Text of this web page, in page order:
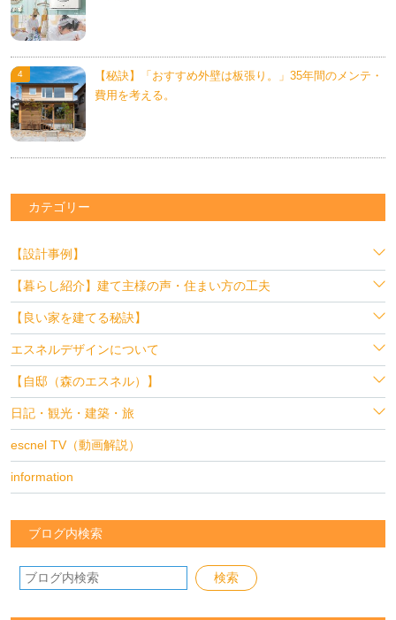
【秘訣】「おすすめ外壁は板張り。」35年間のメンテ・
費用を考える。
カテゴリー
【設計事例】
【暮らし紹介】建て主様の声・住まい方の工夫
【良い家を建てる秘訣】
エスネルデザインについて
【自邸（森のエスネル）】
日記・観光・建築・旅
escnel TV（動画解説）
information
ブログ内検索